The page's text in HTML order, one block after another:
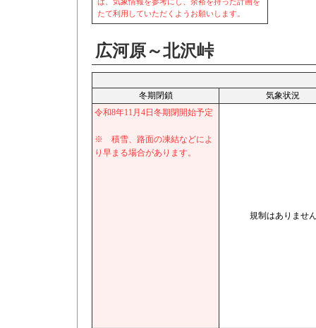
たて利用していただくようお願いします。
広河原～北沢峠
冬期閉鎖
気象状況
令和8年11月4日冬期閉開始予定
※ 積雪、路面の凍結などによ
り早まる場合があります。
規制はありませ